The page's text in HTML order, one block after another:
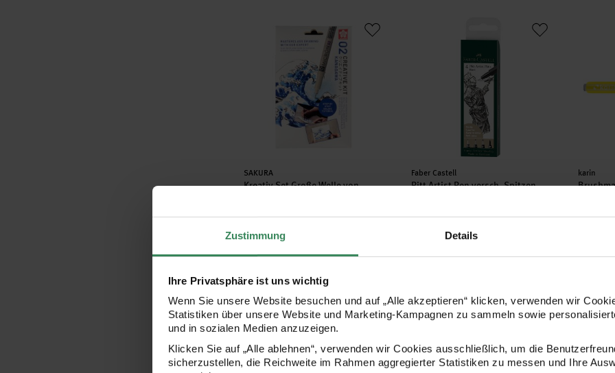
Zustimmung Details
Ihre Privatsphäre ist uns wichtig
Wenn Sie unsere Website besuchen und auf „Alle akzeptieren“ klicken, verwenden wir
Statistiken über unsere Website und Marketing-Kampagnen zu sammeln sowie
und in sozialen Medien anzuzeigen.
Klicken Sie auf „Alle ablehnen“, verwenden wir Cookies ausschließlich, um die
sicherzustellen, die Reichweite im Rahmen aggregierter Statistiken zu messen und Ihre
Hersteller:
SAKURA
Kreativ-Set Große Welle von
7,99 €
Hersteller:
Faber Castell
Pitt Artist Pen versch. Spitzen
karin